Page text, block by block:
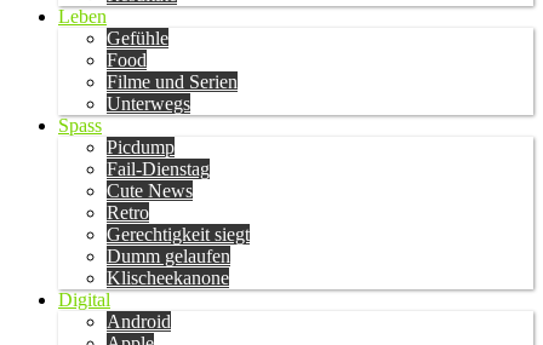
Leben
Gefühle
Food
Filme und Serien
Unterwegs
Spass
Picdump
Fail-Dienstag
Cute News
Retro
Gerechtigkeit siegt
Dumm gelaufen
Klischeekanone
Digital
Android